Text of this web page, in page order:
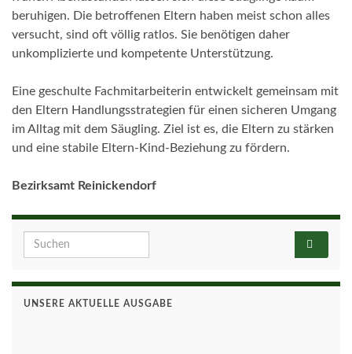
beruhigen. Die betroffenen Eltern haben meist schon alles
versucht, sind oft völlig ratlos. Sie benötigen daher
unkomplizierte und kompetente Unterstützung.
Eine geschulte Fachmitarbeiterin entwickelt gemeinsam mit
den Eltern Handlungsstrategien für einen sicheren Umgang
im Alltag mit dem Säugling. Ziel ist es, die Eltern zu stärken
und eine stabile Eltern-Kind-Beziehung zu fördern.
Bezirksamt Reinickendorf
Search for:
UNSERE AKTUELLE AUSGABE